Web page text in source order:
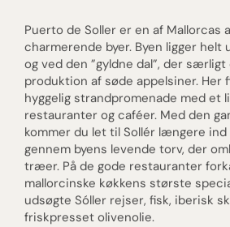
Puerto de Soller er en af Mallorcas
charmerende byer. Byen ligger helt
og ved den ”gyldne dal”, der
produktion af søde appelsiner. Her
hyggelig strandpromenade med et
restauranter og caféer. Med den
kommer du let til Sollér længere ind
gennem byens levende torv, der
træer. På de gode restauranter
mallorcinske køkkens største
udsøgte Sóller rejser, fisk, iberisk
friskpresset olivenolie.